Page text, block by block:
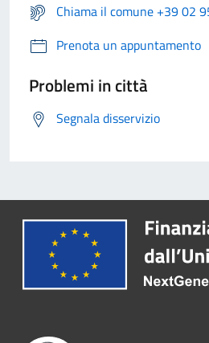
Chiama il comune +39 02
Prenota un appuntamento
Problemi in città
Segnala disservizio